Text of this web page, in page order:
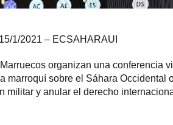
1/2021 – ECSAHARAUI
organizan una conferencia
marroquí sobre el Sáhara Occidental
militar y anular el derecho